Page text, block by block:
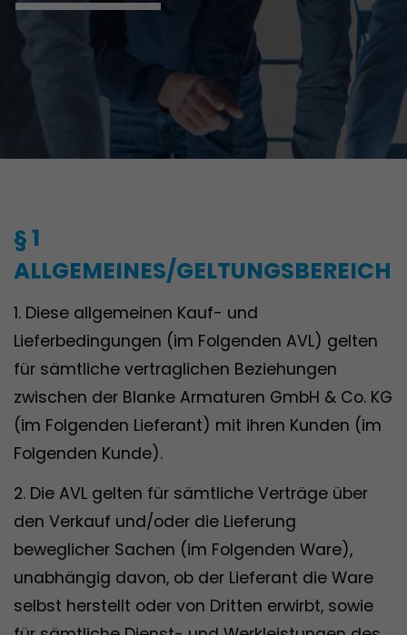
§ 1
ALLGEMEINES/GELTUNGSBEREICH
1. Diese allgemeinen Kauf- und
Lieferbedingungen (im Folgenden AVL) gelten
für sämtliche vertraglichen Beziehungen
zwischen der Blanke Armaturen GmbH & Co. KG
(im Folgenden Lieferant) mit ihren Kunden (im
Folgenden Kunde).
2. Die AVL gelten für sämtliche Verträge über
den Verkauf und/oder die Lieferung
beweglicher Sachen (im Folgenden Ware),
unabhängig davon, ob der Lieferant die Ware
selbst herstellt oder von Dritten erwirbt, sowie